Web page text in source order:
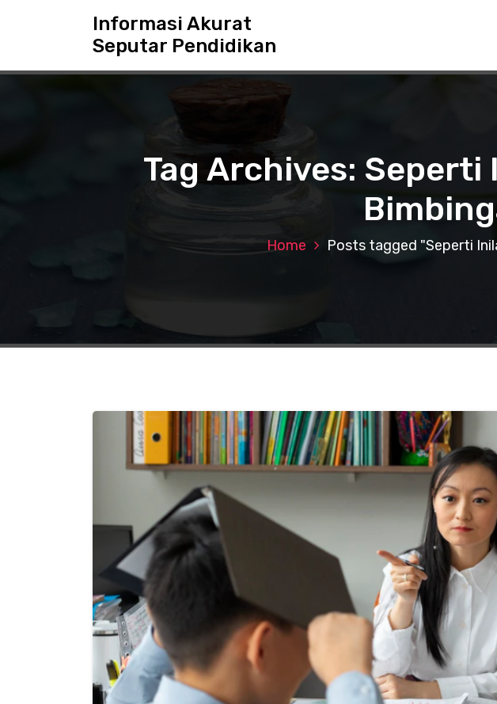
t
Informasi Akurat
Seputar Pendidikan
Tag Archives:
Home Posts tagged "Seperti